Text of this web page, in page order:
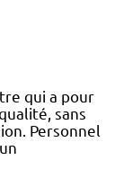
qui a pour
sans
Personnel